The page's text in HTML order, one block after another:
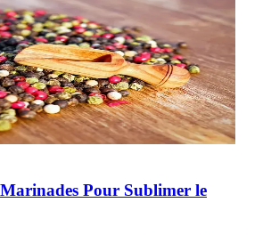
Pour Sublimer le